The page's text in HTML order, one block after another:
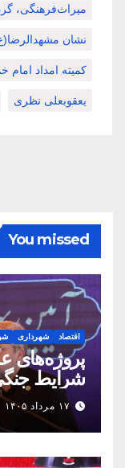
میراث‌فرهنگی،
نشان
کمیته امداد
یعقوبعلی نظری
You missed
اقتصاد شهرداری
پروژه‌های
رسید
۱۷ مرداد ۱۴۰۵